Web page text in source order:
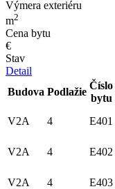
Výmera exteriéru
m2
Cena bytu
€
Stav
Detail
Budova Podlažie
Číslo
bytu
V2A
4 E401
V2A 4 E402
V2A 4 E403